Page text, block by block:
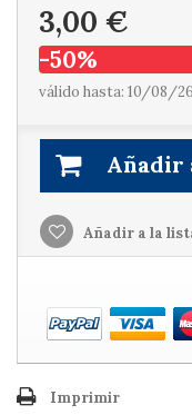
3,00 €
-50%
válido hasta: 10/08/26
Añadir
Añadir a la
Imprimir